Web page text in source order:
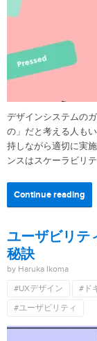
デザインシステムの
の」だと考える人も
持しながら適切に実
ンスはスケーラビリ
Continue reading
ユーザビリテ
秘訣
by Haruka Ikoma
#UXデザイン
#ド
#ユーザビリティ